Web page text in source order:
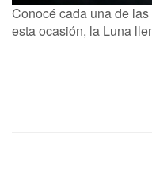
Conocé cada una de
esta ocasión, la Luna